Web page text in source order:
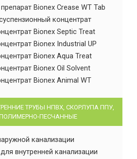
Bionex Crease WT Tab
концентрат
Bionex Septic Treat
Bionex Industrial UP
Bionex Aqua Treat
Bionex Oil Solvent
Bionex Animal WT
ТРУБЫ НПВХ, СКОРЛУПА ППУ,
ПЕСЧАННЫЕ
канализации
внутренней канализации